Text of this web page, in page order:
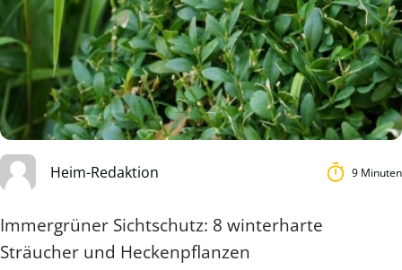
Heim-Redaktion 9 Minuten
Immergrüner Sichtschutz: 8 winterharte
Sträucher und Heckenpflanzen